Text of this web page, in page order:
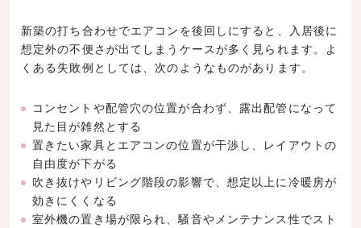
新築の打ち合わせでエアコンを後回しにすると、入居後に
想定外の不便さが出てしまうケースが多く見られます。よ
くある失敗例としては、次のようなものがあります。
コンセントや配管穴の位置が合わず、露出配管になって
見た目が雑然とする
置きたい家具とエアコンの位置が干渉し、レイアウトの
自由度が下がる
吹き抜けやリビング階段の影響で、想定以上に冷暖房が
効きにくくなる
室外機の置き場が限られ、騒音やメンテナンス性でスト